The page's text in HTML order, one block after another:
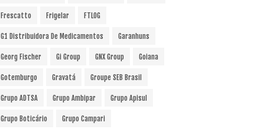
Frescatto Frigelar FTLOG
G1 Distribuidora De Medicamentos Garanhuns
Georg Fischer Gi Group GNX Group Goiana
Gotemburgo Gravatá Groupe SEB Brasil
Grupo ADTSA Grupo Ambipar Grupo Apisul
Grupo Boticário Grupo Campari